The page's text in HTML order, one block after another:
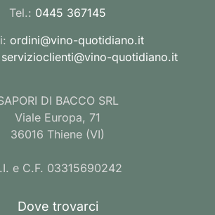
Tel.: 0445 367145
ordini@vino-quotidiano.it
servizioclienti@vino-quotidiano.it
DI BACCO SRL
Viale Europa, 71
36016 Thiene (VI)
e C.F. 03315690242
Dove trovarci